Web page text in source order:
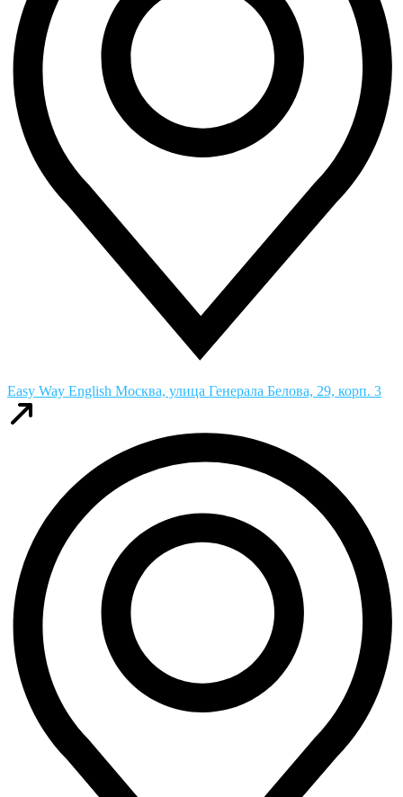
Easy Way English Москва, улица Генерала Белова, 29, корп. 3